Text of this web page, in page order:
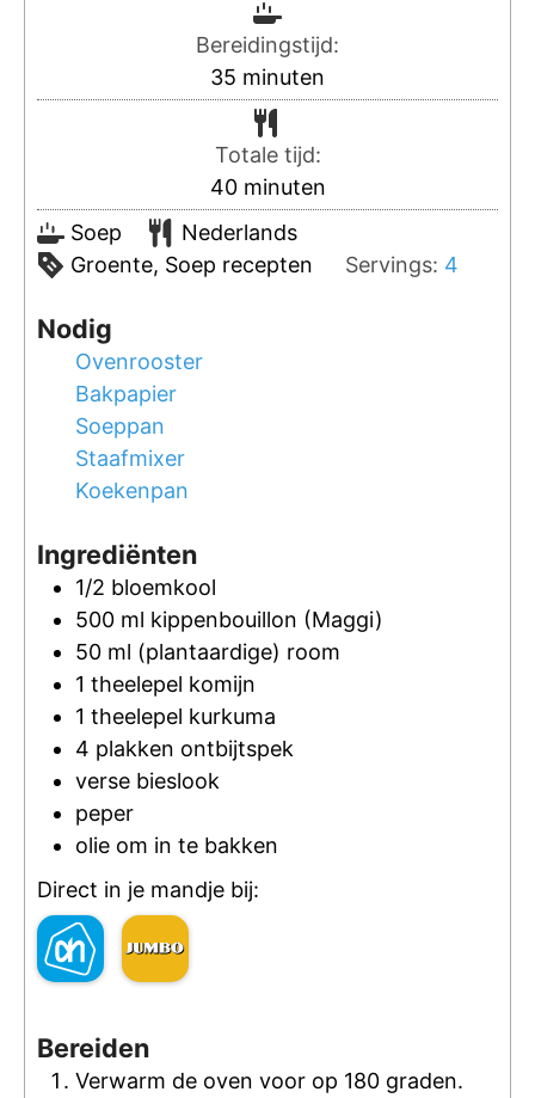
Bereidingstijd:
35 minuten
Totale tijd:
40 minuten
Soep
Nederlands
Groente, Soep recepten
Servings: 4
Nodig
Ovenrooster
Bakpapier
Soeppan
Staafmixer
Koekenpan
Ingrediënten
1/2 bloemkool
500 ml kippenbouillon (Maggi)
50 ml (plantaardige) room
1 theelepel komijn
1 theelepel kurkuma
4 plakken ontbijtspek
verse bieslook
peper
olie om in te bakken
Direct in je mandje bij:
Bereiden
Verwarm de oven voor op 180 graden.